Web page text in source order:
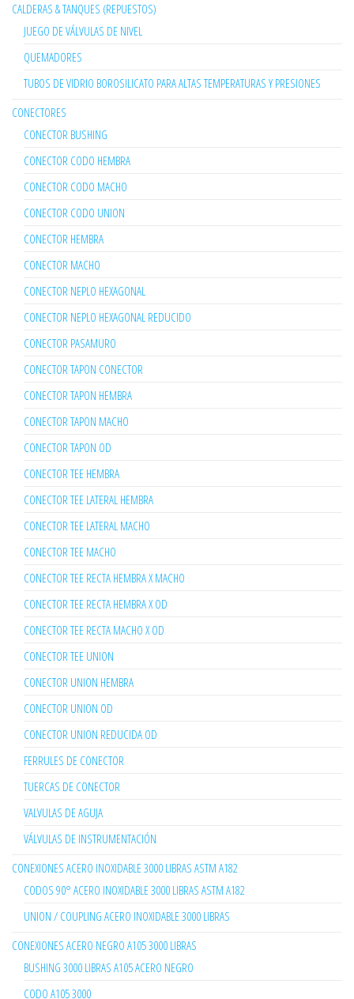
CALDERAS & TANQUES (REPUESTOS)
JUEGO DE VÁLVULAS DE NIVEL
QUEMADORES
TUBOS DE VIDRIO BOROSILICATO PARA ALTAS TEMPERATURAS Y PRESIONES
CONECTORES
CONECTOR BUSHING
CONECTOR CODO HEMBRA
CONECTOR CODO MACHO
CONECTOR CODO UNION
CONECTOR HEMBRA
CONECTOR MACHO
CONECTOR NEPLO HEXAGONAL
CONECTOR NEPLO HEXAGONAL REDUCIDO
CONECTOR PASAMURO
CONECTOR TAPON CONECTOR
CONECTOR TAPON HEMBRA
CONECTOR TAPON MACHO
CONECTOR TAPON OD
CONECTOR TEE HEMBRA
CONECTOR TEE LATERAL HEMBRA
CONECTOR TEE LATERAL MACHO
CONECTOR TEE MACHO
CONECTOR TEE RECTA HEMBRA X MACHO
CONECTOR TEE RECTA HEMBRA X OD
CONECTOR TEE RECTA MACHO X OD
CONECTOR TEE UNION
CONECTOR UNION HEMBRA
CONECTOR UNION OD
CONECTOR UNION REDUCIDA OD
FERRULES DE CONECTOR
TUERCAS DE CONECTOR
VALVULAS DE AGUJA
VÁLVULAS DE INSTRUMENTACIÓN
CONEXIONES ACERO INOXIDABLE 3000 LIBRAS ASTM A182
CODOS 90° ACERO INOXIDABLE 3000 LIBRAS ASTM A182
UNION / COUPLING ACERO INOXIDABLE 3000 LIBRAS
CONEXIONES ACERO NEGRO A105 3000 LIBRAS
BUSHING 3000 LIBRAS A105 ACERO NEGRO
CODO A105 3000